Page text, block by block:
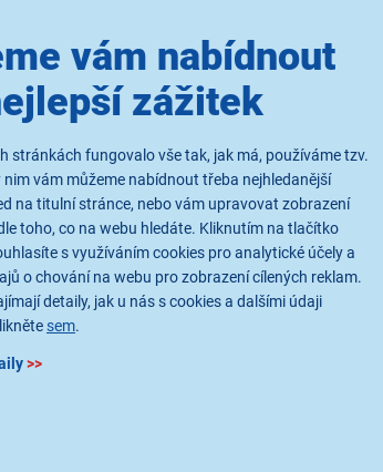
vám nabídnout
zážitek
stránkách fungovalo vše tak, jak má, používáme tzv.
nim vám můžeme nabídnout třeba nejhledanější
na titulní stránce, nebo vám upravovat zobrazení
toho, co na webu hledáte. Kliknutím na tlačítko
s využíváním cookies pro analytické účely a
o chování na webu pro zobrazení cílených reklam.
detaily, jak u nás s cookies a dalšími údaji
sem.
>>
Parametry
pouze ilustrativní a technické specifikace se mohou